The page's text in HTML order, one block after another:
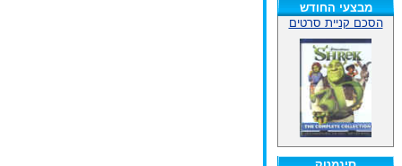
מבצעי החודש
הסכם קניית סרטים